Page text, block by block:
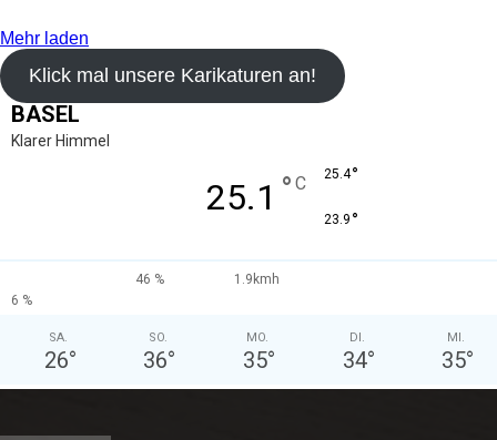
Mehr laden
Klick mal unsere Karikaturen an!
BASEL
Klarer Himmel
25.1 ° C 25.4°
23.9 °
46 %
1.9kmh
6 %
SA.
26°
SO.
36°
MO.
35°
DI.
34°
MI.
35°